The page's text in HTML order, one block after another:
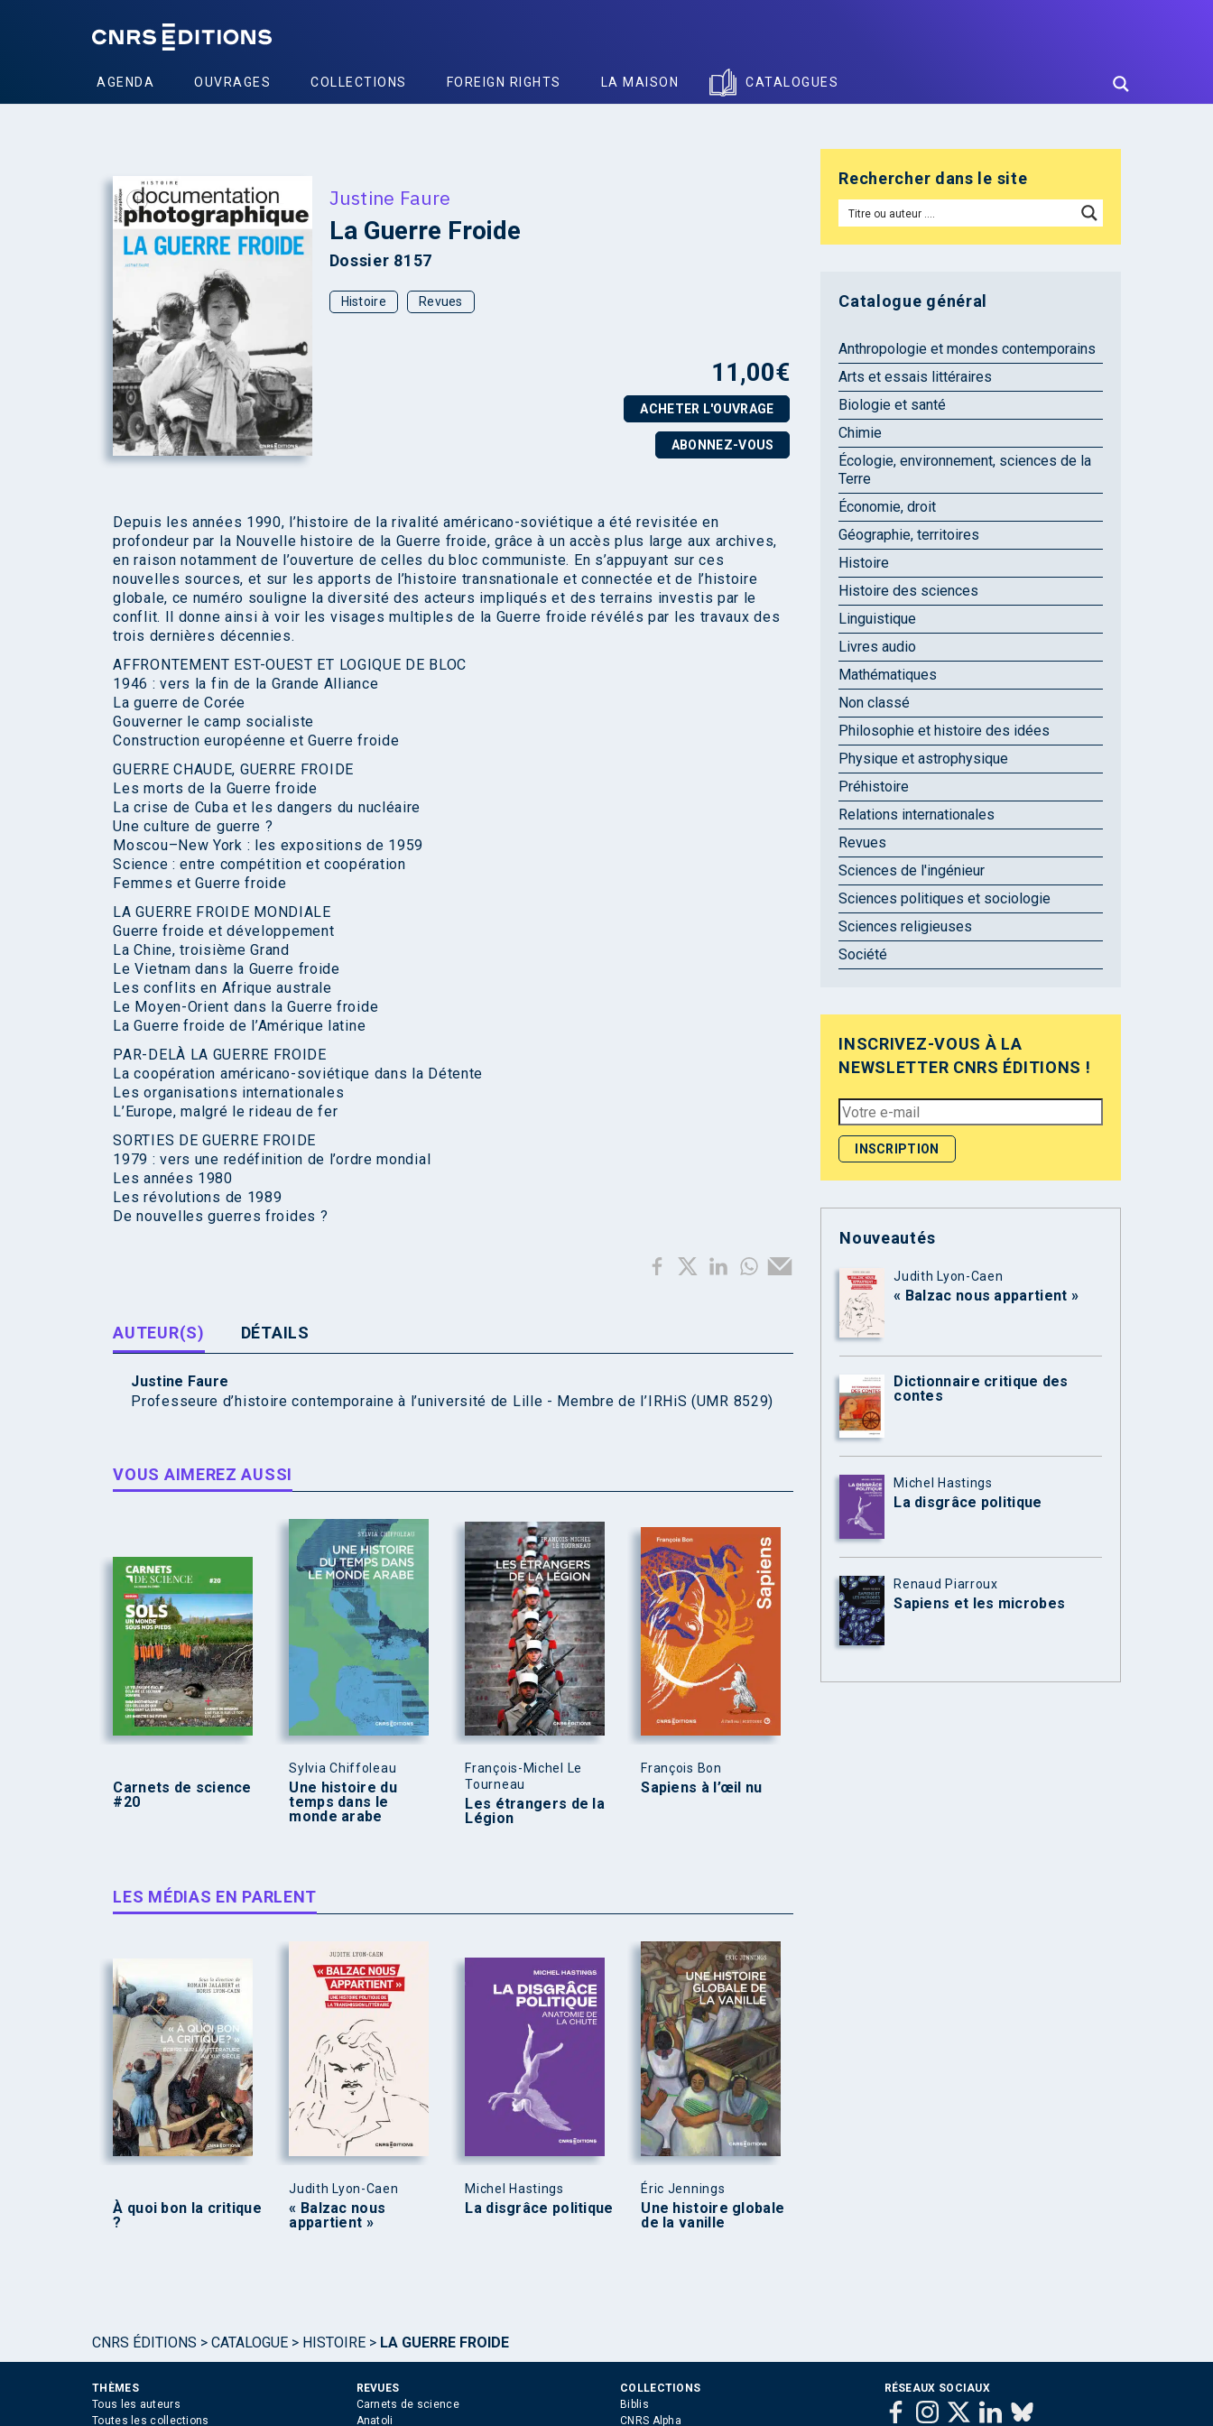
AGENDA OUVRAGES COLLECTIONS FOREIGN RIGHTS LA MAISON CATALOGUES
+ Justine Faure
La Guerre Froide
Dossier 8157
Histoire Revues
11,00€
ACHETER L'OUVRAGE
ABONNEZ-VOUS
Depuis les années 1990, l’histoire de la rivalité américano-soviétique a été revisitée en
profondeur par la Nouvelle histoire de la Guerre froide, grâce à un accès plus large aux archives,
en raison notamment de l’ouverture de celles du bloc communiste. En s’appuyant sur ces
nouvelles sources, et sur les apports de l’histoire transnationale et connectée et de l’histoire
globale, ce numéro souligne la diversité des acteurs impliqués et des terrains investis par le
conflit. Il donne ainsi à voir les visages multiples de la Guerre froide révélés par les travaux des
trois dernières décennies.
AFFRONTEMENT EST-OUEST ET LOGIQUE DE BLOC
1946 : vers la fin de la Grande Alliance
La guerre de Corée
Gouverner le camp socialiste
Construction européenne et Guerre froide
GUERRE CHAUDE, GUERRE FROIDE
Les morts de la Guerre froide
La crise de Cuba et les dangers du nucléaire
Une culture de guerre ?
Moscou–New York : les expositions de 1959
Science : entre compétition et coopération
Femmes et Guerre froide
LA GUERRE FROIDE MONDIALE
Guerre froide et développement
La Chine, troisième Grand
Le Vietnam dans la Guerre froide
Les conflits en Afrique australe
Le Moyen-Orient dans la Guerre froide
La Guerre froide de l’Amérique latine
PAR-DELÀ LA GUERRE FROIDE
La coopération américano-soviétique dans la Détente
Les organisations internationales
L’Europe, malgré le rideau de fer
SORTIES DE GUERRE FROIDE
1979 : vers une redéfinition de l’ordre mondial
Les années 1980
Les révolutions de 1989
De nouvelles guerres froides ?
AUTEUR(S) DÉTAILS
Justine Faure
Professeure d’histoire contemporaine à l’université de Lille - Membre de l’IRHiS (UMR 8529)
VOUS AIMEREZ AUSSI
Carnets de science
#20
Sylvia Chiffoleau
Une histoire du
temps dans le
monde arabe
François-Michel Le
Tourneau
Les étrangers de la
Légion
François Bon
Sapiens à l’œil nu
LES MÉDIAS EN PARLENT
À quoi bon la critique
?
Judith Lyon-Caen
« Balzac nous
appartient »
Michel Hastings
La disgrâce politique
Éric Jennings
Une histoire globale
de la vanille
Rechercher dans le site
Catalogue général
Anthropologie et mondes contemporains
Arts et essais littéraires
Biologie et santé
Chimie
Écologie, environnement, sciences de la
Terre
Économie, droit
Géographie, territoires
Histoire
Histoire des sciences
Linguistique
Livres audio
Mathématiques
Non classé
Philosophie et histoire des idées
Physique et astrophysique
Préhistoire
Relations internationales
Revues
Sciences de l'ingénieur
Sciences politiques et sociologie
Sciences religieuses
Société
INSCRIVEZ-VOUS À LA
NEWSLETTER CNRS ÉDITIONS !
Nouveautés
Judith Lyon-Caen
« Balzac nous appartient »
Dictionnaire critique des
contes
Michel Hastings
La disgrâce politique
Renaud Piarroux
Sapiens et les microbes
CNRS ÉDITIONS > CATALOGUE > HISTOIRE > LA GUERRE FROIDE
THÈMES
Tous les auteurs
Toutes les collections
REVUES
Carnets de science
Anatoli
COLLECTIONS
Biblis
CNRS Alpha
RÉSEAUX SOCIAUX